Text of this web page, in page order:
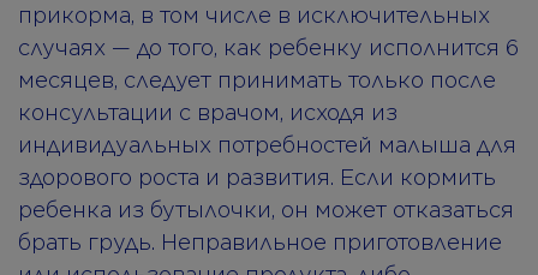
прикорма, в том числе в исключительных
случаях — до того, как ребенку исполнится 6
месяцев, следует принимать только после
консультации с врачом, исходя из
индивидуальных потребностей малыша для
здорового роста и развития. Если кормить
ребенка из бутылочки, он может отказаться
брать грудь. Неправильное приготовление